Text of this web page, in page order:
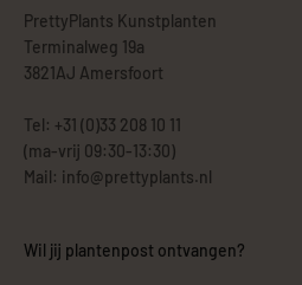
PrettyPlants Kunstplanten
Terminalweg 19a
3821AJ Amersfoort
Tel: +31 (0)33 208 10 11
(ma-vrij 09:30-13:30)
Mail: info@prettyplants.nl
Wil jij plantenpost ontvangen?